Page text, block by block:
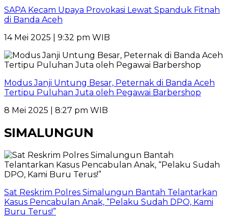
SAPA Kecam Upaya Provokasi Lewat Spanduk Fitnah
di Banda Aceh
14 Mei 2025 | 9:32 pm WIB
Modus Janji Untung Besar, Peternak di Banda Aceh
Tertipu Puluhan Juta oleh Pegawai Barbershop
8 Mei 2025 | 8:27 pm WIB
SIMALUNGUN
Sat Reskrim Polres Simalungun Bantah Telantarkan
Kasus Pencabulan Anak, “Pelaku Sudah DPO, Kami
Buru Terus!”